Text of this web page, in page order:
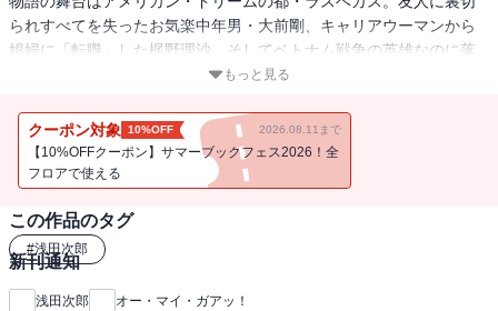
られすべてを失ったお気楽中年男・大前剛、キャリアウーマンから
娼婦に「転職」した梶野理沙、そしてベトナム戦争の英雄なのに落
ちぶれたジョン・キングスレイ。人生くすぶりまくりのそんな三人
した！ 笑って泣いて夢を見る、エンタテインメント大傑作。
もっと見る
クーポン対象 10%OFF 2026.08.11まで
【10%OFFクーポン】サマーブックフェス2026！全
フロアで使える
この作品のタグ
#浅田次郎
新刊通知
浅田次郎 オー・マイ・ガアッ！